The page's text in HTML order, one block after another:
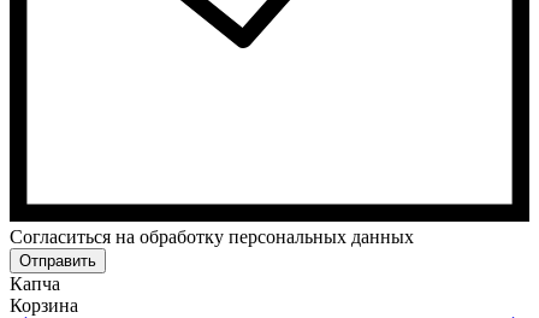
Cогласиться на обработку персональных данных
Отправить
Капча
Корзина